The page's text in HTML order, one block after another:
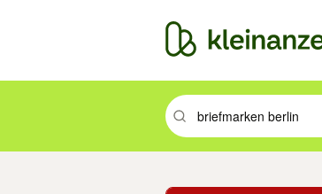
Suchbegriff eingeben.